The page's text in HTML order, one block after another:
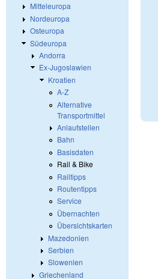
Mitteleuropa
Nordeuropa
Osteuropa
Südeuropa
Andorra
Ex-Jugoslawien
Kroatien
A-Z
Alternative
Transportmittel
Anlaufstellen
Bahn
Basisdaten
Rail & Bike
Railtipps
Routentipps
Service
Übernachten
Übersichtskarten
Mazedonien
Serbien
Slowenien
Griechenland